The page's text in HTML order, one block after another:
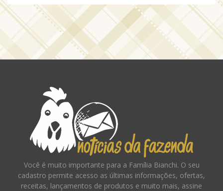
o futuro criador possa, nesta primeira experiência,
conhecer a criação, ter contato com a ave , apresentar
seu produto aos compradores em potencial, etc . O
grande segredo do frango caipira é a comercialização,
uma vez que a criação não envolve maiores dificuldades,
visto ser um animal mais rústico, de fácil manejo .
www.familiabianchi.com.br
Você é muito importante para a Família Bianchi. O seu
cadastro permite acesso as últimas informações, ofertas,
receitas, lançamentos de produtos e muito mais, assine